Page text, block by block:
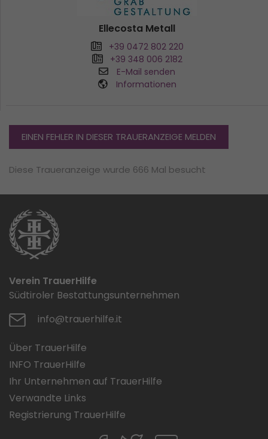
Ellecosta Metall
+39 0472 802 220
+39 348 006 2182
E-Mail senden
Informationen
EINEN FEHLER IN DIESER TRAUERANZEIGE MELDEN
Diese Traueranzeige wurde 666 Mal besucht
Verein TrauerHilfe
Südtiroler Bestattungsunternehmen
info@trauerhilfe.it
Über TrauerHilfe
INFO TrauerHilfe
Ihr Unternehmen auf TrauerHilfe
Verwandte Links
Registrierung TrauerHilfe